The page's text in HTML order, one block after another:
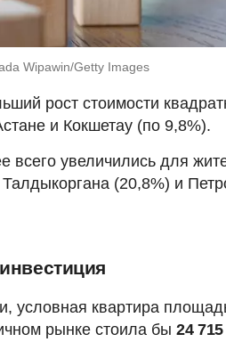
Wipawin/Getty Images
рост стоимости
и Кокшетау (по 9,8%).
всего увеличились для
(20,8%) и
условная квартира
рынке стоила бы 24